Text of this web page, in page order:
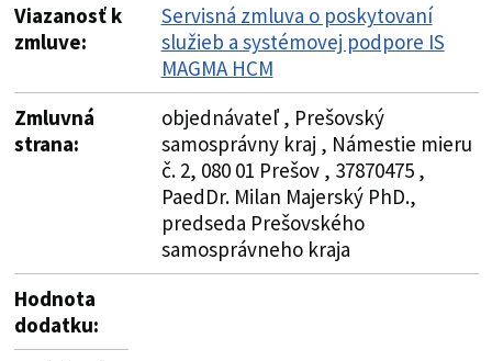
Viazanosť k
zmluve:
Servisná zmluva o poskytovaní
služieb a systémovej podpore IS
MAGMA HCM
Zmluvná
strana:
objednávateľ , Prešovský
samosprávny kraj , Námestie mieru
č. 2, 080 01 Prešov , 37870475 ,
PaedDr. Milan Majerský PhD.,
predseda Prešovského
samosprávneho kraja
Hodnota
dodatku: